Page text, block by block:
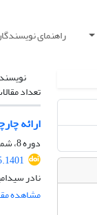
راهنمای
تعداد
ارائه
دوره 8، شماره 2، تابستان 1398، صفحه
نادر
مشاهده